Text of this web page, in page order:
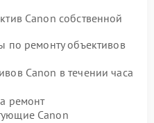
Canon собственной
по ремонту объективов
Canon в течении часа
ремонт
Canon